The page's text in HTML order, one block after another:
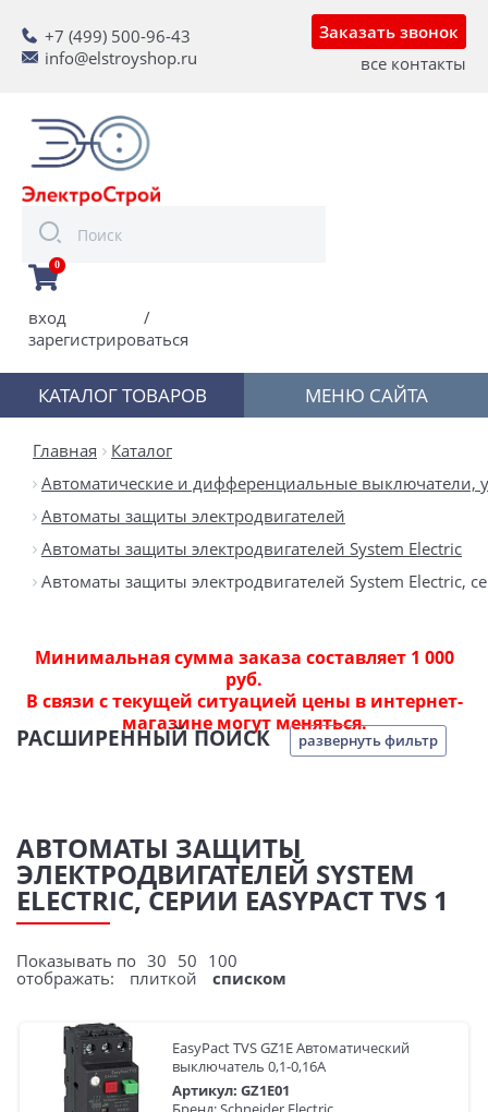
+7 (499) 500-96-43
info@elstroyshop.ru
Заказать звонок
все контакты
0
вход
/
зарегистрироваться
КАТАЛОГ ТОВАРОВ МЕНЮ САЙТА
Главная
Каталог
Автоматические и дифференциальные выключатели,
Автоматы защиты электродвигателей
Автоматы защиты электродвигателей System Electric
Автоматы защиты электродвигателей System Electric,
Минимальная сумма заказа составляет 1 000
руб.
В связи с текущей ситуацией цены в интернет-
магазине могут меняться.
РАСШИРЕННЫЙ ПОИСК развернуть фильтр
АВТОМАТЫ ЗАЩИТЫ
ЭЛЕКТРОДВИГАТЕЛЕЙ SYSTEM
ELECTRIC, СЕРИИ EASYPACT TVS 1
Показывать по 30 50 100
отображать:
плиткой списком
EasyPact TVS GZ1E Автоматический
выключатель 0,1-0,16A
Артикул: GZ1E01